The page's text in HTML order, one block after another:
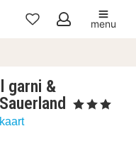
Mijn
menu
garni &
, 3 Sterren